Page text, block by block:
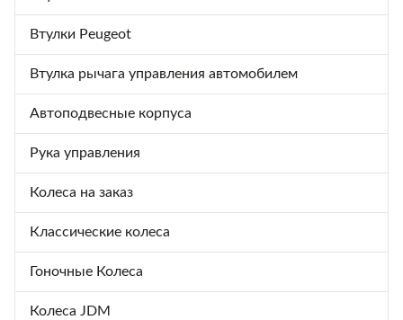
Втулки Peugeot
Втулка рычага управления автомобилем
Автоподвесные корпуса
Рука управления
Колеса на заказ
Классические колеса
Гоночные Колеса
Колеса JDM